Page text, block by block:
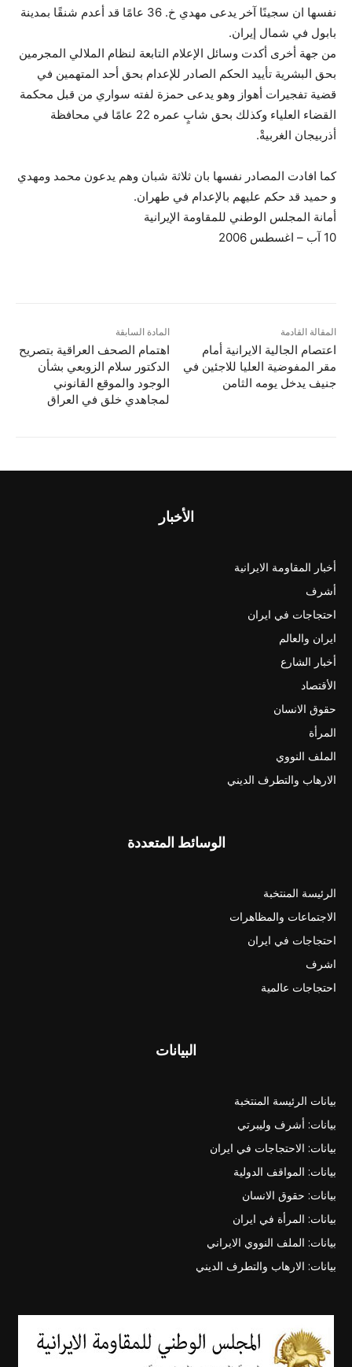
نفسها ان سجينًا آخر يدعى مهدي خ. 36 عامًا قد أعدم شنقًا بمدينة
بابول في شمال إيران.
من جهة أخرى أكدت وسائل الإعلام التابعة لنظام الملالي المجرمين
بحق البشرية تأييد الحكم الصادر للإعدام بحق أحد المتهمين في
قضية تفجيرات أهواز وهو يدعى حمزة لفته سواري من قبل محكمة
القضاء العلياء وكذلك بحق شابٍ عمره 22 عامًا في محافظة
أذربيجان الغربيةْ.
كما افادت المصادر نفسها بان ثلاثة شبان وهم يدعون محمد ومهدي
و حميد قد حكم عليهم بالإعدام في طهران.
أمانة المجلس الوطني للمقاومة الإيرانية
10 آب – اغسطس 2006
المادة السابقة
اهتمام الصحف العراقية بتصريح
الدكتور سلام الزوبعي بشأن
الوجود والموقع القانوني
لمجاهدي خلق في العراق
المقالة القادمة
اعتصام الجالية الايرانية أمام
مقر المفوضية العليا للاجئين في
جنيف يدخل يومه الثامن
الأخبار
أخبار المقاومة الايرانية
أشرف
احتجاجات في ايران
ايران والعالم
أخبار الشارع
الأقتصاد
حقوق الانسان
المرأة
الملف النووي
الارهاب والتطرف الديني
الوسائط المتعددة
الرئيسة المنتخبة
الاجتماعات والمظاهرات
احتجاجات في ايران
اشرف
احتجاجات عالمية
البيانات
بيانات الرئيسة المنتخبة
بيانات: أشرف وليبرتي
بيانات: الاحتجاجات في ايران
بيانات: المواقف الدولية
بيانات: حقوق الانسان
بيانات: المرأة في ايران
بيانات: الملف النووي الايراني
بيانات: الارهاب والتطرف الديني